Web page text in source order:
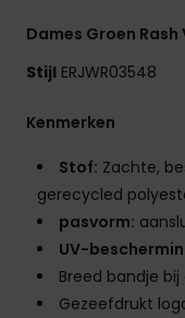
Dames Groen
Stijl ERJWR03548
Kenmerken
Stof: Zachte,
gerecycled
pasvorm:
UV-
Breed bandje bij
Gezeefdrukt